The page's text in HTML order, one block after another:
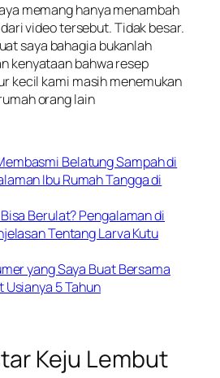
memang hanya menambah
video tersebut. Tidak besar.
saya bahagia bukanlah
kenyataan bahwa resep
kecil kami masih menemukan
orang lain
Belatung Sampah di
Ibu Rumah Tangga di
Berulat? Pengalaman di
Tentang Larva Kutu
yang Saya Buat Bersama
Usianya 5 Tahun
Keju Lembut